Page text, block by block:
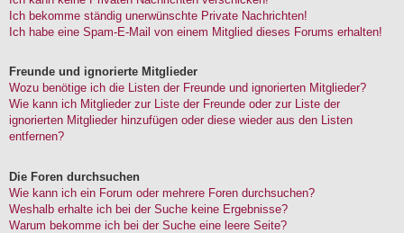
Ich bekomme ständig unerwünschte Private Nachrichten!
Ich habe eine Spam-E-Mail von einem Mitglied dieses Forums erhalten!
Freunde und ignorierte Mitglieder
Wozu benötige ich die Listen der Freunde und ignorierten Mitglieder?
Wie kann ich Mitglieder zur Liste der Freunde oder zur Liste der
ignorierten Mitglieder hinzufügen oder diese wieder aus den Listen
entfernen?
Die Foren durchsuchen
Wie kann ich ein Forum oder mehrere Foren durchsuchen?
Weshalb erhalte ich bei der Suche keine Ergebnisse?
Warum bekomme ich bei der Suche eine leere Seite?